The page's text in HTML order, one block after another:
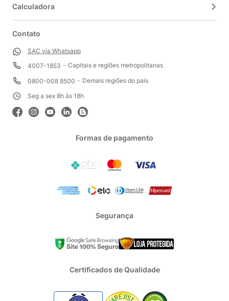
Calculadora
Contato
SAC via Whatsapp
4007-1853
Capitais e regiões metropolitanas
0800-008 8500
Demais regiões do país
Seg a sex 8h às 18h
Formas de pagamento
Segurança
Certificados de Qualidade